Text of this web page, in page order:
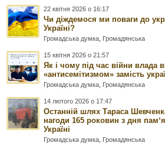
22 квітня 2026 о 16:17
Чи діждемося ми поваги до
Україні?
Громадська думка Громадянська
15 квітня 2026 о 21:57
Як і чому під час війни влада
«антисемітизмом» замість
Громадська думка Громадянська
14 лютого 2026 о 17:47
Останній шлях Тараса
нагоди 165 роковин з дня
Україні
Громадська думка Громадянська